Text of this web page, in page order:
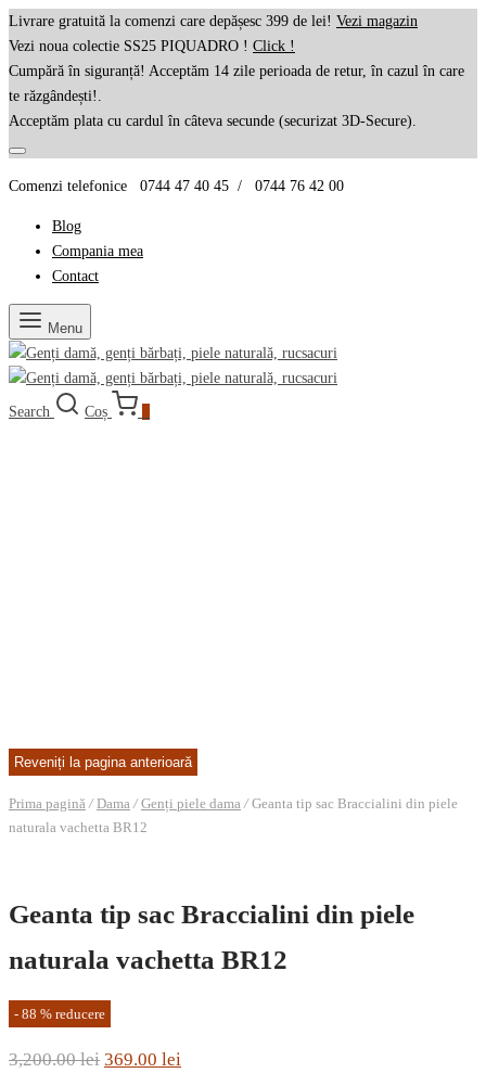
Livrare gratuită la comenzi care depășesc 399 de lei! Vezi magazin
Vezi noua colectie SS25 PIQUADRO ! Click !
Cumpără în siguranță! Acceptăm 14 zile perioada de retur, în cazul în care
te răzgândești!.
Acceptăm plata cu cardul în câteva secunde (securizat 3D-Secure).
Comenzi telefonice 0744 47 40 45 / 0744 76 42 00
Blog
Compania mea
Contact
Menu
Search Coș
Prima pagină / Dama / Genți piele dama /Geanta tip sac Braccialini din piele
naturala vachetta BR12
Geanta tip sac Braccialini din piele
naturala vachetta BR12
- 88 % reducere
3,200.00lei Prețul
369.00 lei